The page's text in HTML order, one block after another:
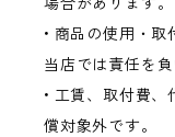
• 商品の使用・取
当店では責任を負
• 工賃、取付費
償対象外です。